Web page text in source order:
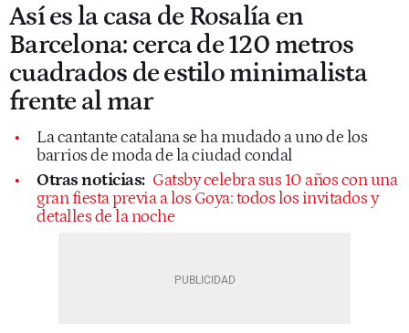
Así es la casa de Rosalía en
Barcelona: cerca de 120 metros
cuadrados de estilo minimalista
frente al mar
La cantante catalana se ha mudado a uno de los
barrios de moda de la ciudad condal
Otras noticias: Gatsby celebra sus 10 años con una
gran fiesta previa a los Goya: todos los invitados y
detalles de la noche